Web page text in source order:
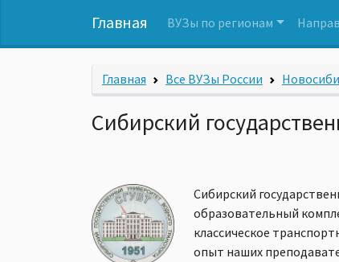
Главная ВУЗы по регионам
Главная Все ВУЗы России
Сибирский
Сибирский
образовательный
классическое
опыт наших